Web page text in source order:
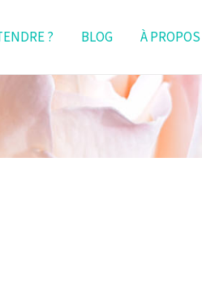
? BLOG À PROPOS